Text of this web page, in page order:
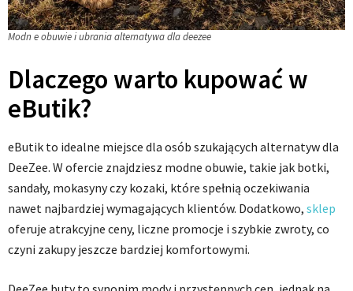
Modn e obuwie i ubrania alternatywa dla deezee
Dlaczego warto kupować w
eButik?
eButik to idealne miejsce dla osób szukających alternatyw dla
DeeZee. W ofercie znajdziesz modne obuwie, takie jak botki,
sandały, mokasyny czy kozaki, które spełnią oczekiwania
nawet najbardziej wymagających klientów. Dodatkowo, sklep
oferuje atrakcyjne ceny, liczne promocje i szybkie zwroty, co
czyni zakupy jeszcze bardziej komfortowymi.